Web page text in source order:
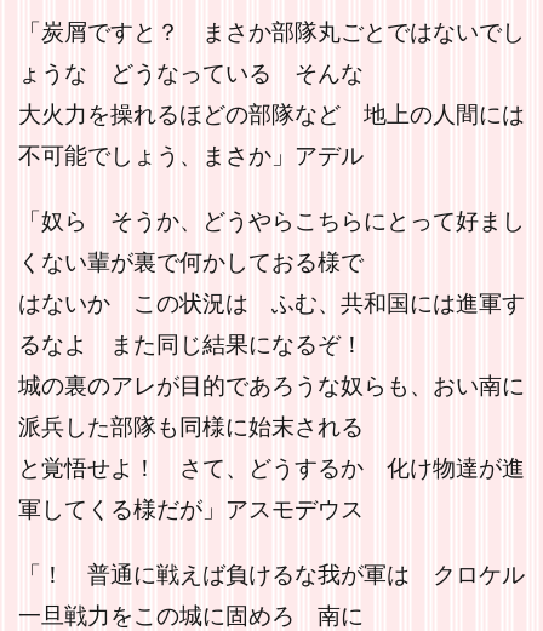
「炭屑ですと？ まさか部隊丸ごとではないでし
ょうな どうなっている そんな
大火力を操れるほどの部隊など 地上の人間には
不可能でしょう、まさか」アデル
「奴ら そうか、どうやらこちらにとって好まし
くない輩が裏で何かしておる様で
はないか この状況は ふむ、共和国には進軍す
るなよ また同じ結果になるぞ！
城の裏のアレが目的であろうな奴らも、おい南に
派兵した部隊も同様に始末される
と覚悟せよ！ さて、どうするか 化け物達が進
軍してくる様だが」アスモデウス
「！ 普通に戦えば負けるな我が軍は クロケル
一旦戦力をこの城に固めろ 南に